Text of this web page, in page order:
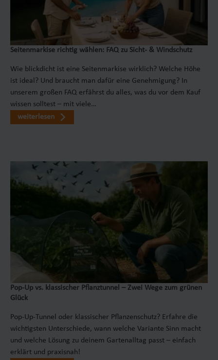
Seitenmarkise richtig wählen: FAQ zu Sicht- & Windschutz
Wie blickdicht ist eine Seitenmarkise wirklich? Welche Höhe
ist ideal? Und braucht man dafür eine Genehmigung? In
unserem großen FAQ erfährst du alles, was du vor dem Kauf
wissen solltest – mit viele…
weiterlesen
Pop‑Up vs. klassischer Pflanztunnel – Zwei Wege zum grünen
Glück
Pop-Up-Tunnel oder klassischer Pflanzenschutz? Erfahre die
wichtigsten Unterschiede, wann welche Variante Sinn macht
und welche Lösung zu deinem Gartenalltag passt – einfach
erklärt und praxisnah!